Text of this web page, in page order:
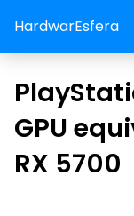
HardwarEsfera
GPU
RX 5700